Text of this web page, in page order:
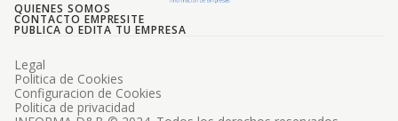
QUIENES SOMOS
CONTACTO EMPRESITE
PUBLICA O EDITA TU EMPRESA
Legal
Politica de Cookies
Configuracion de Cookies
Politica de privacidad